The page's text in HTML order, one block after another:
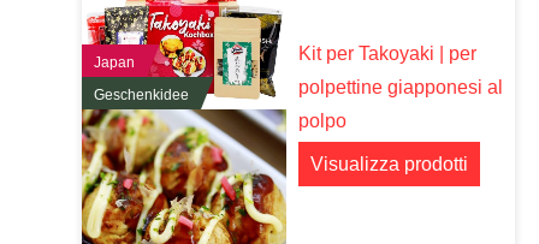
Japan
Geschenkidee
Kit per Takoyaki | per
polpettine giapponesi al
polpo
Visualizza prodotti